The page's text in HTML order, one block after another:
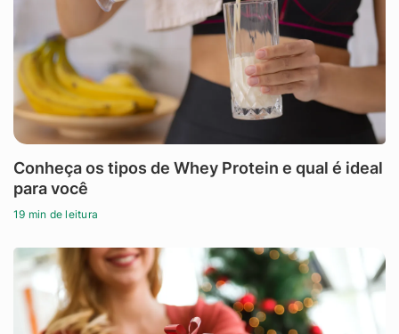
Conheça os tipos de Whey Protein e qual é ideal
para você
19 min de leitura